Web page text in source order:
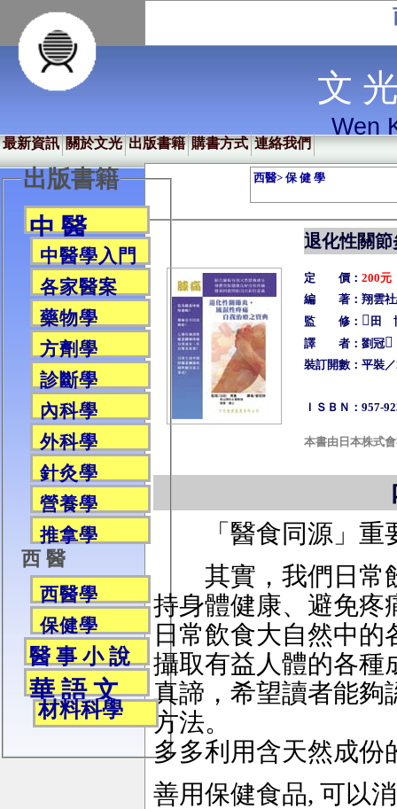
文
Wen
最新資訊 關於文光 出版書籍 購書方式 連絡我們
出版書籍
中 醫
中醫學入門
各家醫案
藥物學
方劑學
診斷學
內科學
外科學
針灸學
營養學
推拿學
西 醫
西醫學
保健學
醫 事 小 說
華 語 文
材料科學
西醫> 保 健 學
退化性關
定 價： 200元
編 著：翔雲社
監 修：  田
譯 者：劉冠
裝訂開數：平裝
ＩＳＢＮ：957-
本書由日本株式
「醫食同源」
其實，我們日常
持身體健康、避免疼
日常飲食大自然中
攝取有益人體的各種
真諦，希望讀者能夠
方法。
多多利用含天然成份
善用保健食品, 可以